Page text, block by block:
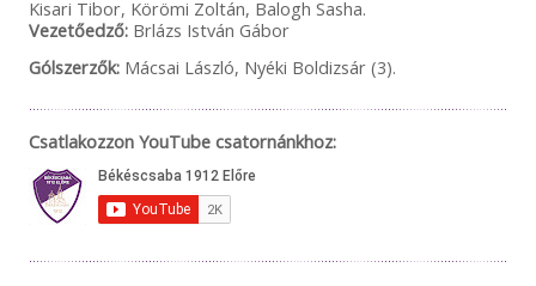
Kisari Tibor, Körömi Zoltán, Balogh Sasha.
Vezetőedző:Brlázs István Gábor
Gólszerzők:Mácsai László, Nyéki Boldizsár (3).
Csatlakozzon YouTube csatornánkhoz: